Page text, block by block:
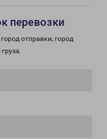
перевозки
отправки, город